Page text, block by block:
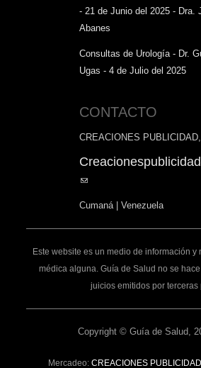
- 21 de Junio del 2025 - Dra.
Abanes
Consultas de Urología - Dr.
Ugas - 4 de Julio del 2025
CONTACTO
CREACIONES PUBLICIDAD,
(link
mail)
Cumaná | Venezuela
Este website es un medio de información y
médica alguna. Guía de Salud no se
juicios emitidos por terceras
Copyright © Guía de Salud,
Mercadeo: CREACIONES